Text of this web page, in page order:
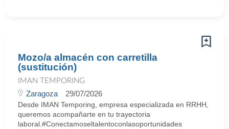
Mozo/a almacén con carretilla
(sustitución)
IMAN TEMPORING
Zaragoza 29/07/2026
Desde IMAN Temporing, empresa especializada en RRHH,
queremos acompañarte en tu trayectoria
laboral.#Conectamoseltalentoconlasoportunidades